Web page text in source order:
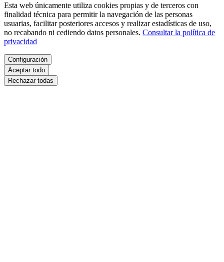
Esta web únicamente utiliza cookies propias y de terceros con
finalidad técnica para permitir la navegación de las personas
usuarias, facilitar posteriores accesos y realizar estadísticas de uso,
no recabando ni cediendo datos personales. Consultar la política de
privacidad
Configuración
Aceptar todo
Rechazar todas